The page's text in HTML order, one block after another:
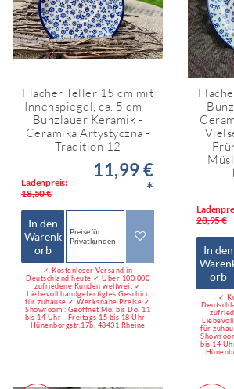
Flacher Teller 15 cm mit
Innenspiegel, ca. 5 cm –
Bunzlauer Keramik -
Ceramika Artystyczna -
Tradition 12
Ladenpreis:
18,50 €
11,99 €
*
In den
Warenk
orb
Preise für
Privatkunden
✓ Kostenloser Versand in
Deutschland heute ✓ Über 100.000
zufriedene Kunden weltweit ✓
Liebevoll handgefertigtes Geschirr
für zuhause ✓ Werksnahe Preise ✓
Showroom : Geöffnet Mo. bis Do. 11
bis 14 Uhr - Freitags 15 bis 18 Uhr -
Hünenborgstr.17b, 48431 Rheine
28,95 €
In den
orb
✓
für
bis 14